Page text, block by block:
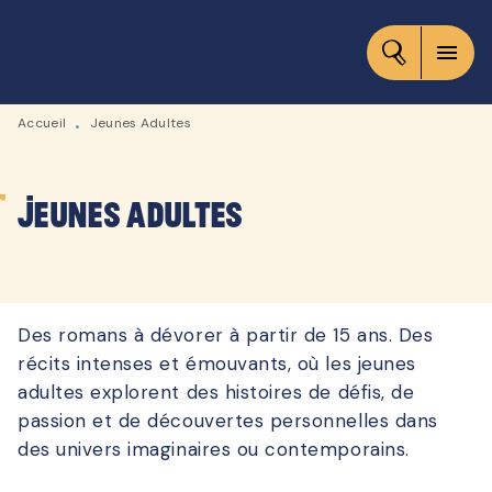
CONTENU
menu
Accueil • Jeunes Adultes
Jeunes Adultes
Des romans à dévorer à partir de 15 ans. Des
récits intenses et émouvants, où les jeunes
adultes explorent des histoires de défis, de
passion et de découvertes personnelles dans
des univers imaginaires ou contemporains.